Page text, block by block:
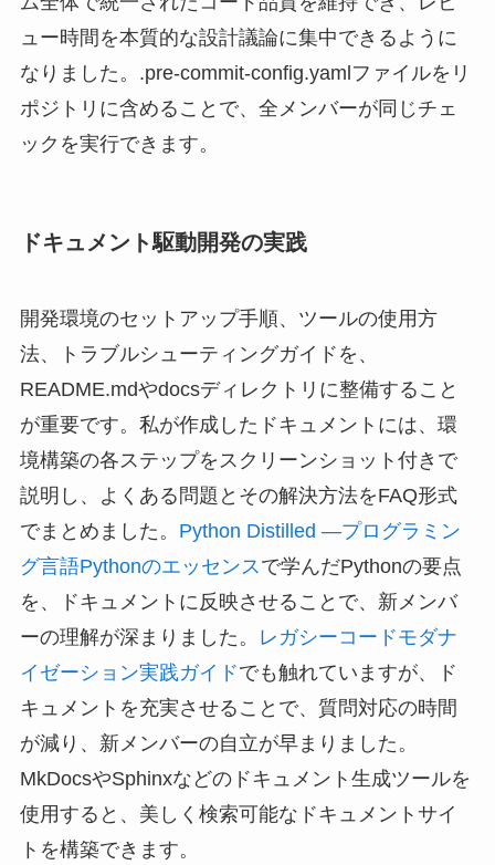
ュー時間を本質的な設計議論に集中できるように
なりました。.pre-commit-config.yamlファイルをリ
ポジトリに含めることで、全メンバーが同じチェ
ックを実行できます。
ドキュメント駆動開発の実践
開発環境のセットアップ手順、ツールの使用方
法、トラブルシューティングガイドを、
README.mdやdocsディレクトリに整備すること
が重要です。私が作成したドキュメントには、環
境構築の各ステップをスクリーンショット付きで
説明し、よくある問題とその解決方法をFAQ形式
でまとめました。 Python Distilled ―プログラミン
グ言語Pythonのエッセンスで学んだPythonの要点
を、ドキュメントに反映させることで、新メンバ
ーの理解が深まりました。
レガシーコードモダナ
イゼーション実践ガイドでも触れていますが、ド
キュメントを充実させることで、質問対応の時間
が減り、新メンバーの自立が早まりました。
MkDocsやSphinxなどのドキュメント生成ツールを
使用すると、美しく検索可能なドキュメントサイ
トを構築できます。